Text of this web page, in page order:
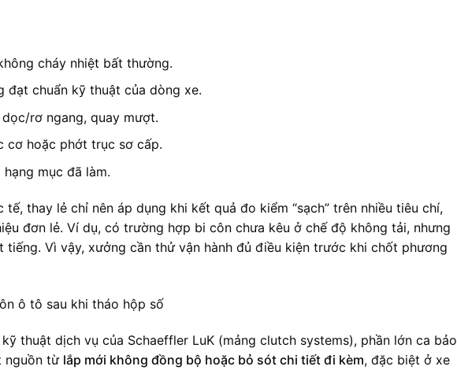
cháy nhiệt bất thường.
đạt chuẩn kỹ thuật của dòng xe.
rơ ngang, quay mượt.
cơ hoặc phớt trục sơ cấp.
mục đã làm.
thay lẻ chỉ nên áp dụng khi kết quả đo kiểm “sạch” trên nhiều tiêu chí,
đơn lẻ. Ví dụ, có trường hợp bi côn chưa kêu ở chế độ không tải, nhưng
Vì vậy, xưởng cần thử vận hành đủ điều kiện trước khi chốt phương
thuật dịch vụ của Schaeffler LuK (mảng clutch systems), phần lớn ca bảo
nguồn từ lắp mới không đồng bộ hoặc bỏ sót chi tiết đi kèm, đặc biệt ở xe